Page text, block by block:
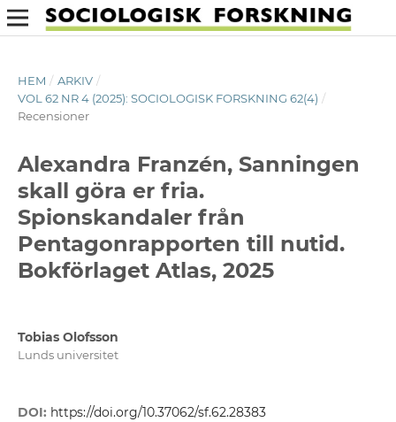
HEM / ARKIV /
VOL 62 NR 4 (2025): SOCIOLOGISK FORSKNING 62(4) /
Recensioner
Alexandra Franzén, Sanningen
skall göra er fria.
Spionskandaler från
Pentagonrapporten till nutid.
Bokförlaget Atlas, 2025
Tobias Olofsson
Lunds universitet
DOI: https://doi.org/10.37062/sf.62.28383